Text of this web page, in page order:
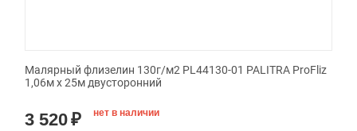
Малярный флизелин 130г/м2 PL44130-01 PALITRA ProFliz
1,06м х 25м двусторонний
3 520₽ нет в наличии